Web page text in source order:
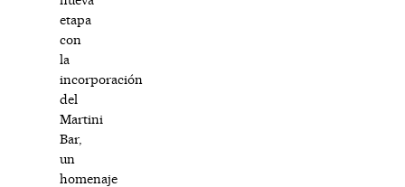
etapa
con
la
incorporación
del
Martini
Bar,
un
homenaje